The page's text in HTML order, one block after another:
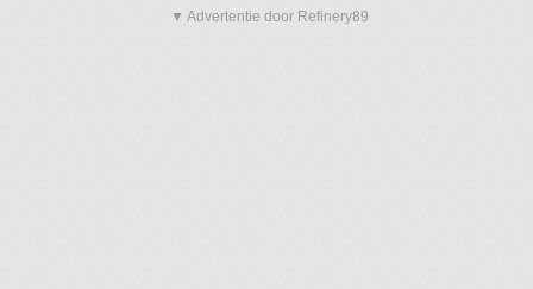
▼ Advertentie door Refinery89